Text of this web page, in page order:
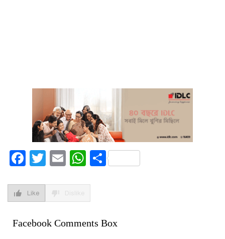
Facebook
Twitter
EmailWhatsApp
Share
Like
Facebook Comments Box